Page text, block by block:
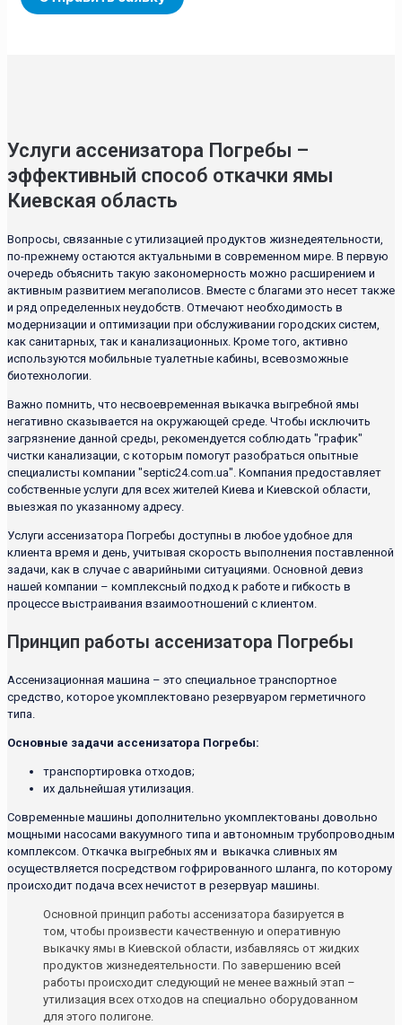
Услуги ассенизатора Погребы –
эффективный способ откачки ямы
Киевская область
Вопросы, связанные с утилизацией продуктов жизнедеятельности,
по-прежнему остаются актуальными в современном мире. В первую
очередь объяснить такую закономерность можно расширением и
активным развитием мегаполисов. Вместе с благами это несет также
и ряд определенных неудобств. Отмечают необходимость в
модернизации и оптимизации при обслуживании городских систем,
как санитарных, так и канализационных. Кроме того, активно
используются мобильные туалетные кабины, всевозможные
биотехнологии.
Важно помнить, что несвоевременная выкачка выгребной ямы
негативно сказывается на окружающей среде. Чтобы исключить
загрязнение данной среды, рекомендуется соблюдать "график"
чистки канализации, с которым помогут разобраться опытные
специалисты компании "septic24.com.ua". Компания предоставляет
собственные услуги для всех жителей Киева и Киевской области,
выезжая по указанному адресу.
Услуги ассенизатора Погребы доступны в любое удобное для
клиента время и день, учитывая скорость выполнения поставленной
задачи, как в случае с аварийными ситуациями. Основной девиз
нашей компании – комплексный подход к работе и гибкость в
процессе выстраивания взаимоотношений с клиентом.
Принцип работы ассенизатора Погребы
Ассенизационная машина – это специальное транспортное
средство, которое укомплектовано резервуаром герметичного
типа.
Основные задачи ассенизатора Погребы:
транспортировка отходов;
их дальнейшая утилизация.
Современные машины дополнительно укомплектованы довольно
мощными насосами вакуумного типа и автономным трубопроводным
комплексом. Откачка выгребных ям и выкачка сливных ям
осуществляется посредством гофрированного шланга, по которому
происходит подача всех нечистот в резервуар машины.
Основной принцип работы ассенизатора базируется в
том, чтобы произвести качественную и оперативную
выкачку ямы в Киевской области, избавляясь от жидких
продуктов жизнедеятельности. По завершению всей
работы происходит следующий не менее важный этап –
утилизация всех отходов на специально оборудованном
для этого полигоне.